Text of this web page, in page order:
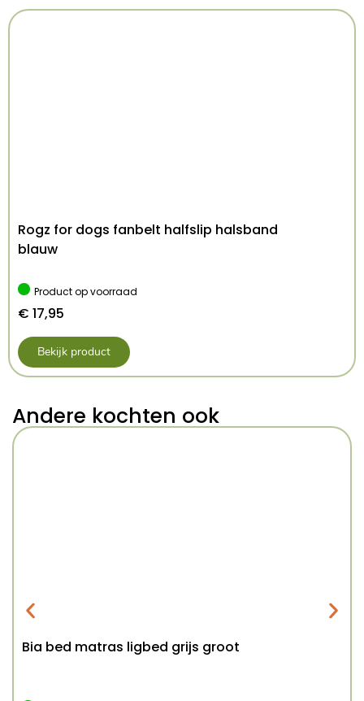
Rogz for dogs fanbelt halfslip halsband
blauw
Product op voorraad
€ 17,95
Bekijk product
Andere kochten ook
Bia bed matras ligbed grijs groot